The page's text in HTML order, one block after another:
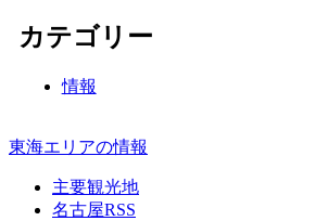
カテゴリー
情報
東海エリアの情報
主要観光地
名古屋RSS